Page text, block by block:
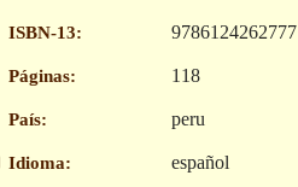
ISBN-13: 9786124262777
Páginas: 118
País: peru
Idioma: español